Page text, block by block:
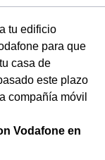
tu edificio
para que
casa de
este plazo
compañía móvil
Vodafone en